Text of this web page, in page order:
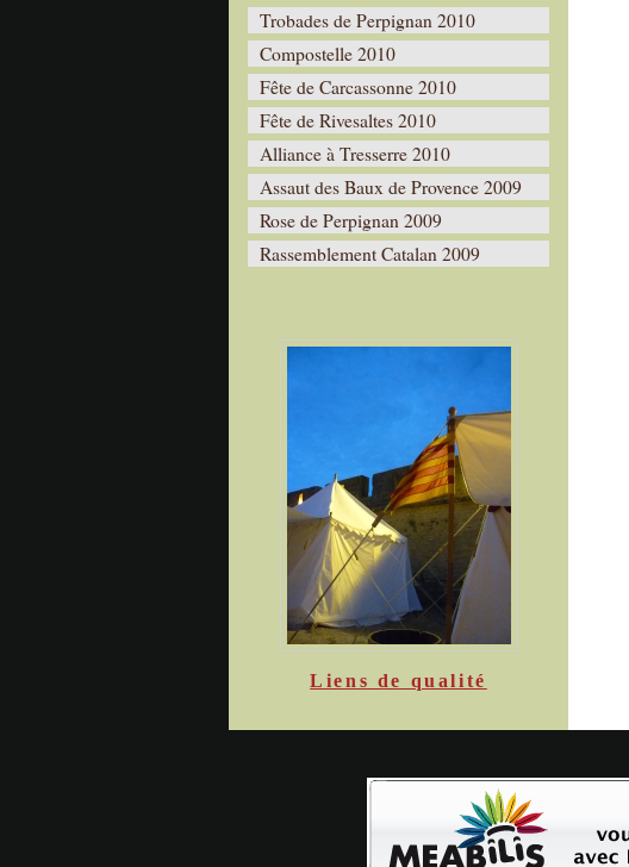
Trobades de Perpignan 2010
Compostelle 2010
Fête de Carcassonne 2010
Fête de Rivesaltes 2010
Alliance à Tresserre 2010
Assaut des Baux de Provence 2009
Rose de Perpignan 2009
Rassemblement Catalan 2009
Liens de qualité